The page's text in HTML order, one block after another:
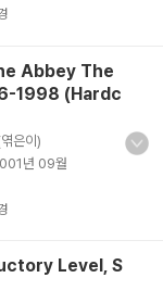
Abbey The
1998 (Hardc
은이)
년 09월
Level, S